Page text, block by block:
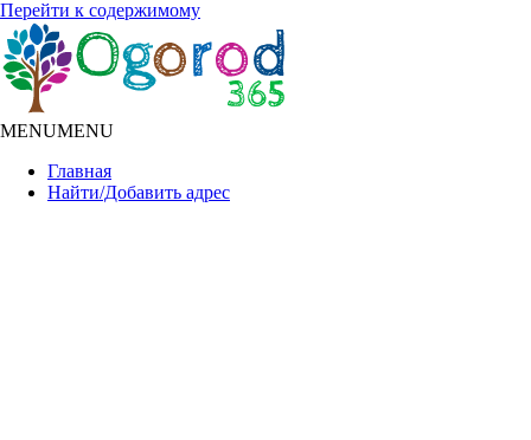
Перейти к содержимому
MENUMENU
Главная
Найти/Добавить адрес